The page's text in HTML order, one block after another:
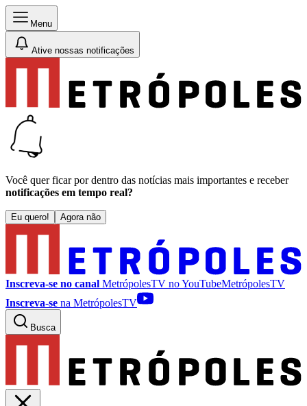
Menu
Ative nossas notificações
Você quer ficar por dentro das notícias mais importantes e receber
notificações em tempo real?
Eu quero! Agora não
Inscreva-se no canal MetrópolesTV noYouTubeMetrópolesTV
Inscreva-se na MetrópolesTV
Busca